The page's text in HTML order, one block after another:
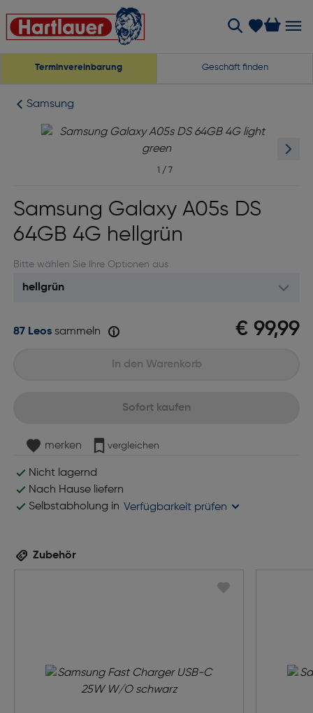
Terminvereinbarung Geschäft finden
Samsung
1 / 7
Samsung Galaxy A05s DS
64GB 4G hellgrün
Bitte wählen Sie Ihre Optionen aus
€ 99,99
87 Leossammeln
Sofort kaufen
In den Warenkorb
merken vergleichen
Nicht lagernd
Nach Hause liefern
Selbstabholung in Verfügbarkeit prüfen
Zubehör